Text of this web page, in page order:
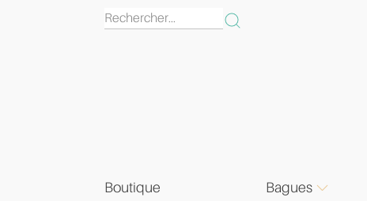
Boutique Bagues